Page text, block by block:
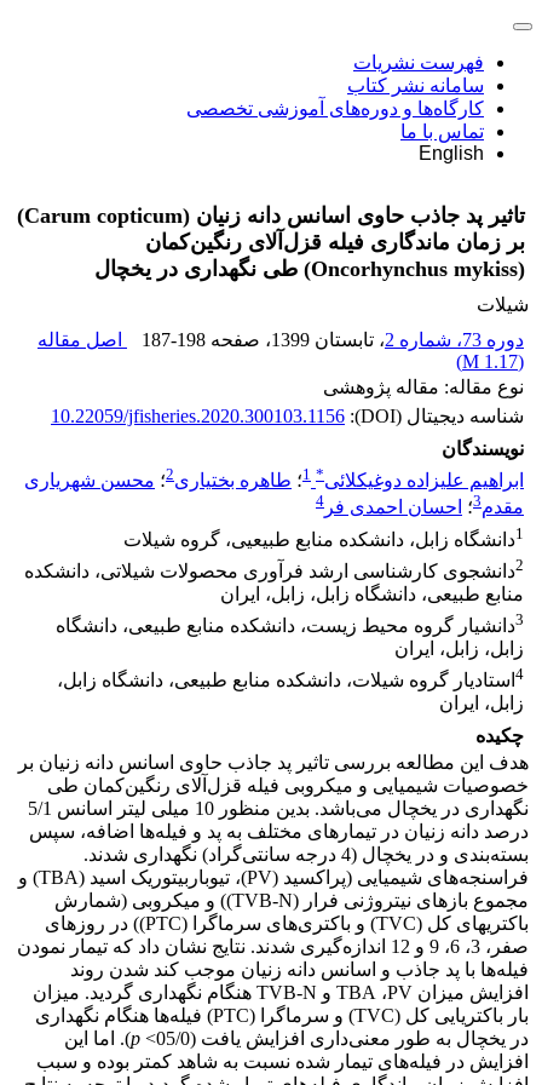
فهرست نشریات
سامانه نشر کتاب
کارگاه‌ها و دوره‌های آموزشی تخصصی
تماس با ما
English
تاثیر پد جاذب حاوی اسانس دانه زنیان (Carum copticum)
بر زمان ماندگاری فیله قزل‌آلای رنگین‌کمان
(Oncorhynchus mykiss) طی نگهداری در یخچال
شیلات
دوره 73، شماره 2
، تابستان 1399 ، صفحه 187-198
اصل مقاله
(
1.17 M
)
نوع مقاله: مقاله پژوهشی
شناسه دیجیتال (DOI):
10.22059/jfisheries.2020.300103.1156
نویسندگان
ابراهیم علیزاده دوغیکلائی*
1؛ طاهره بختیاری2؛ محسن شهریاری
مقدم3؛ احسان احمدی فر 4
1دانشگاه زابل، دانشکده منابع طبیعیی، گروه شیلات
2دانشجوی کارشناسی ارشد فرآوری محصولات شیلاتی، دانشکده
منابع طبیعی، دانشگاه زابل، زابل، ایران
3دانشیار گروه محیط زیست، دانشکده منابع طبیعی، دانشگاه
زابل، زابل، ایران
4 استادیار گروه شیلات، دانشکده منابع طبیعی، دانشگاه زابل،
زابل، ایران
چکیده
هدف این مطالعه بررسی تاثیر پد جاذب حاوی اسانس دانه زنیان بر
خصوصیات شیمیایی و میکروبی فیله قزل‌آلای رنگین‌کمان طی
نگهداری در یخچال می‌باشد. بدین منظور 10 میلی لیتر اسانس 5/1
درصد دانه زنیان در تیمارهای مختلف به پد و فیله‌ها اضافه، سپس
بسته‌بندی و در یخچال (4 درجه سانتی‌گراد) نگهداری شدند.
فراسنجه‌های شیمیایی (پراکسید (PV)، تیوباربیتوریک اسید (
TBA) و
مجموع بازهای نیتروژنی فرار (
TVB-N)) و میکروبی (شمارش
باکتری­­های کل (TVC) و باکتری‌های سرماگرا (PTC
)) در روزهای
صفر، 3، 6، 9 و 12 اندازه‌گیری شدند.
نتایج نشان داد که تیمار نمودن
فیله‌ها با پد جاذب و اسانس دانه زنیان موجب کند شدن روند
افزایش میزان PV، TBA و TVB-N هنگام نگهداری گردید. میزان
بار باکتریایی کل (TVC) و سرماگرا (PTC
) فیله‌ها هنگام نگهداری
در یخچال به طور معنی‌داری افزایش یافت (05/0>
p
). اما این
افزایش در فیله‌های تیمار شده نسبت به شاهد کمتر بوده و سبب